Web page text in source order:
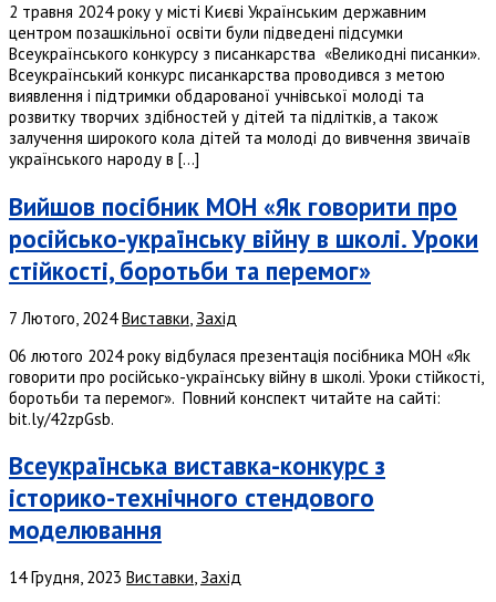
2 травня 2024 року у місті Києві Українським державним
центром позашкільної освіти були підведені підсумки
Всеукраїнського конкурcу з писанкарства «Великодні писанки».
Всеукраїнський конкурс писанкарства проводився з метою
виявлення і підтримки обдарованої учнівської молоді та
розвитку творчих здібностей у дітей та підлітків, а також
залучення широкого кола дітей та молоді до вивчення звичаїв
українського народу в […]
Вийшов посібник МОН «Як говорити про
російсько-українську війну в школі. Уроки
стійкості, боротьби та перемог»
7 Лютого, 2024 Виставки Захід
06 лютого 2024 року відбулася презентація посібника МОН «Як
говорити про російсько-українську війну в школі. Уроки стійкості,
боротьби та перемог». Повний конспект читайте на сайті:
bit.ly/42zpGsb.
Всеукраїнська виставка-конкурс з
історико-технічного стендового
моделювання
14 Грудня, 2023 Виставки, Захід